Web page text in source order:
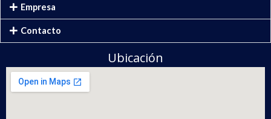
Empresa
Contacto
Ubicación